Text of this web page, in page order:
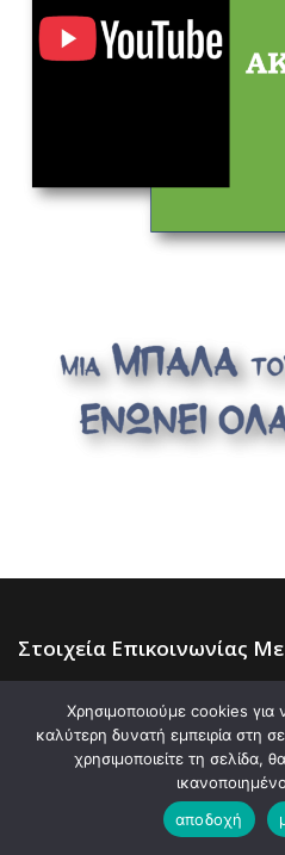
Στοιχεία Επικοινωνίας
Για επίσημη επικοινωνία
Αγάπης” από την Ελλάδα,
χρησιμοποιήστε το εξής
info@tzampolagapis.gr
Χρησιμοποιούμε cookies
καλύτερη δυνατή εμπειρία στη
χρησιμοποιείτε τη σελίδα,
αποδοχή